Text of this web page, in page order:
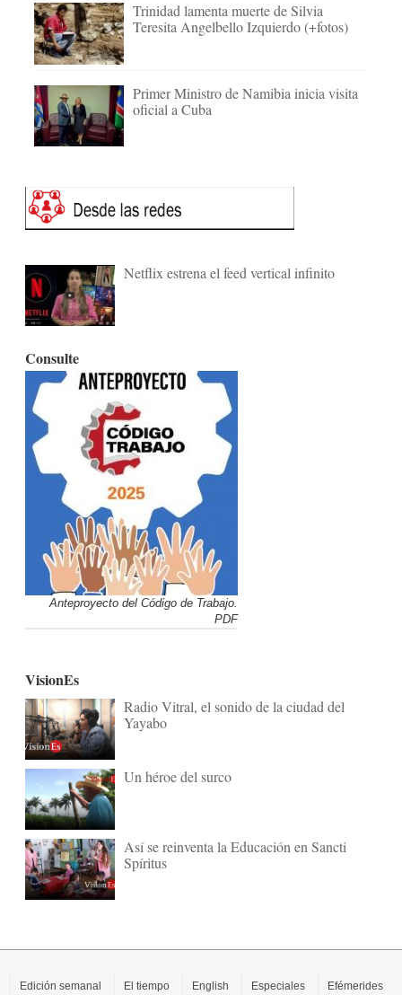
Trinidad lamenta muerte de Silvia
Teresita Angelbello Izquierdo (+fotos)
Primer Ministro de Namibia inicia visita
oficial a Cuba
Netflix estrena el feed vertical infinito
Consulte
Anteproyecto del Código de Trabajo.
PDF
VisionEs
Radio Vitral, el sonido de la ciudad del
Yayabo
Un héroe del surco
Así se reinventa la Educación en Sancti
Spíritus
Edición semanal El tiempo English Especiales Efémerides